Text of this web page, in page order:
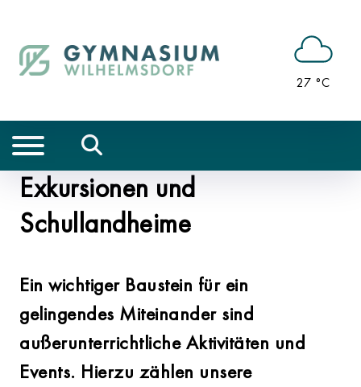
27 °C
Exkursionen und
Schullandheime
Ein wichtiger Baustein für ein
gelingendes Miteinander sind
außerunterrichtliche Aktivitäten und
Events. Hierzu zählen unsere